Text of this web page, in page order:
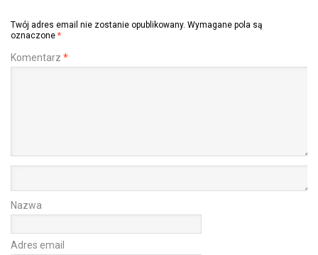
Twój adres email nie zostanie opublikowany. Wymagane pola są
oznaczone *
Komentarz *
Nazwa
Adres email